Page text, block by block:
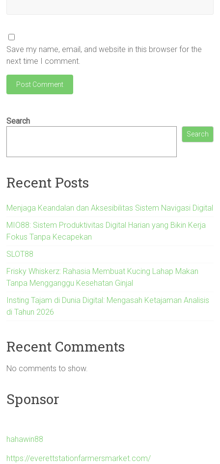
Save my name, email, and website in this browser for the
next time I comment.
Search
Search
Recent Posts
Menjaga Keandalan dan Aksesibilitas Sistem Navigasi Digital
MIO88: Sistem Produktivitas Digital Harian yang Bikin Kerja
Fokus Tanpa Kecapekan
SLOT88
Frisky Whiskerz: Rahasia Membuat Kucing Lahap Makan
Tanpa Mengganggu Kesehatan Ginjal
Insting Tajam di Dunia Digital: Mengasah Ketajaman Analisis
di Tahun 2026
Recent Comments
No comments to show.
Sponsor
hahawin88
https://everettstationfarmersmarket.com/